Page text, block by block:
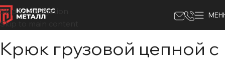
Skip to navigation
Skip to main content
Крюк грузовой цепной с